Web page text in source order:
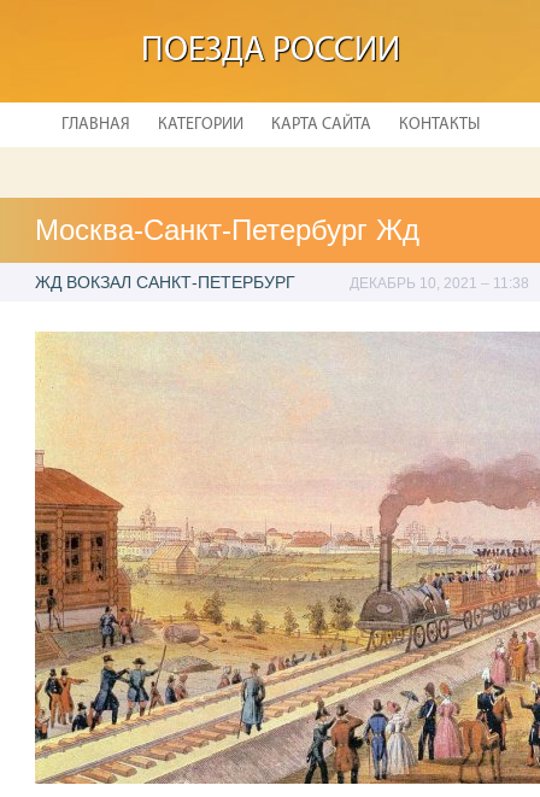
ПОЕЗДА РОССИИ
ГЛАВНАЯ КАТЕГОРИИ КАРТА САЙТА КОНТАКТЫ
Москва-Санкт-Петербург Жд
ЖД ВОКЗАЛ САНКТ-ПЕТЕРБУРГ ДЕКАБРЬ 10, 2021 – 11:38